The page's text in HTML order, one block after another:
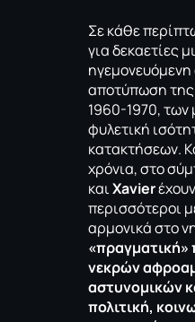
Σε κάθε
για δεκαετίες
αποτύπωση της
1960-1970, των
φυλετική
κατακτήσεων.
χρόνια, στο
καιXavier
περισσότεροι
αρμονικά στο
«πραγματική»
νεκρών
αστυνομικών
πολιτική,